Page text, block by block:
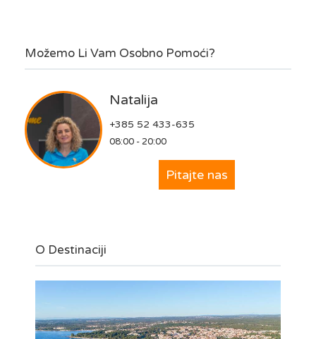
Možemo Li Vam Osobno Pomoći?
Natalija
+385 52 433-635
08:00 - 20:00
Pitajte nas
O Destinaciji